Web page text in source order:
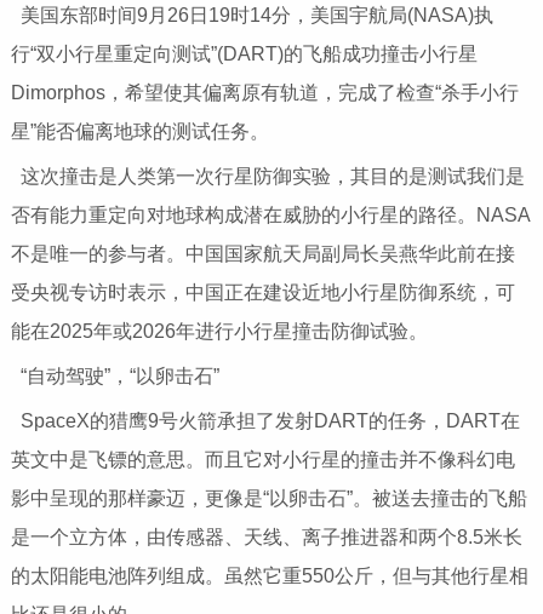
美国东部时间9月26日19时14分，美国宇航局(NASA)执
行“双小行星重定向测试”(DART)的飞船成功撞击小行星
Dimorphos，希望使其偏离原有轨道，完成了检查“杀手小行
星”能否偏离地球的测试任务。
这次撞击是人类第一次行星防御实验，其目的是测试我们是
否有能力重定向对地球构成潜在威胁的小行星的路径。NASA
不是唯一的参与者。中国国家航天局副局长吴燕华此前在接
受央视专访时表示，中国正在建设近地小行星防御系统，可
能在2025年或2026年进行小行星撞击防御试验。
“自动驾驶”，“以卵击石”
SpaceX的猎鹰9号火箭承担了发射DART的任务，DART在
英文中是飞镖的意思。而且它对小行星的撞击并不像科幻电
影中呈现的那样豪迈，更像是“以卵击石”。被送去撞击的飞船
是一个立方体，由传感器、天线、离子推进器和两个8.5米长
的太阳能电池阵列组成。虽然它重550公斤，但与其他行星相